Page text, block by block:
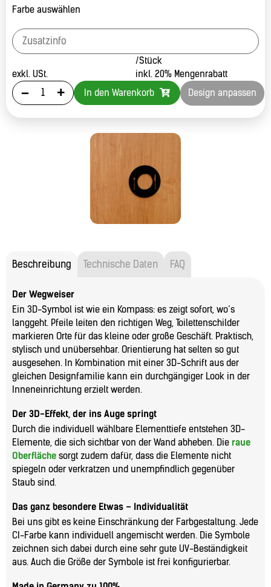
/Stück
exkl. USt.
inkl. 20% Mengenrabatt
Farbe auswählen
- + In den Warenkorb Design anpassen
Beschreibung Technische Daten FAQ
Der Wegweiser
Ein 3D-Symbol ist wie ein Kompass: es zeigt sofort, wo’s
langgeht. Pfeile leiten den richtigen Weg, Toilettenschilder
markieren Orte für das kleine oder große Geschäft. Praktisch,
stylisch und unübersehbar. Orientierung hat selten so gut
ausgesehen. In Kombination mit einer 3D-Schrift aus der
gleichen Designfamilie kann ein durchgängiger Look in der
Inneneinrichtung erzielt werden.
Der 3D-Effekt, der ins Auge springt
Durch die individuell wählbare Elementtiefe entstehen 3D-
Elemente, die sich sichtbar von der Wand abheben. Die raue
Oberfläche sorgt zudem dafür, dass die Elemente nicht
spiegeln oder verkratzen und unempfindlich gegenüber
Staub sind.
Das ganz besondere Etwas – Individualität
Bei uns gibt es keine Einschränkung der Farbgestaltung. Jede
CI-Farbe kann individuell angemischt werden. Die Symbole
zeichnen sich dabei durch eine sehr gute UV-Beständigkeit
aus. Auch die Größe der Symbole ist frei konfigurierbar.